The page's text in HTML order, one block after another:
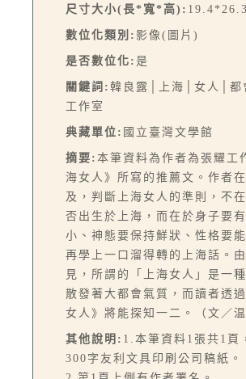
尺寸大小(長*寬*高):
數位化類別: 影像(圖片)
是否數位化: 是
關鍵詞: 韓良露│上海│女人│都
工作室
典藏單位: 國立臺灣文學館
摘要: 本筆資料為作者為張耀工
海女人》所寫的推薦文。作者
及，判斷上海女人的準則，不
否出生於上海，而在於身子要
小、神態要保持鮮狀、性格要能
再學上一口溜得轉的上海話。
見，所謂的「上海女人」是一種
散發著大都會氣質，而讀者透
女人》將能探知一二。（文／温
其他說明: 1.本筆資料1張共1頁
300字友利文具印刷公司稿紙。